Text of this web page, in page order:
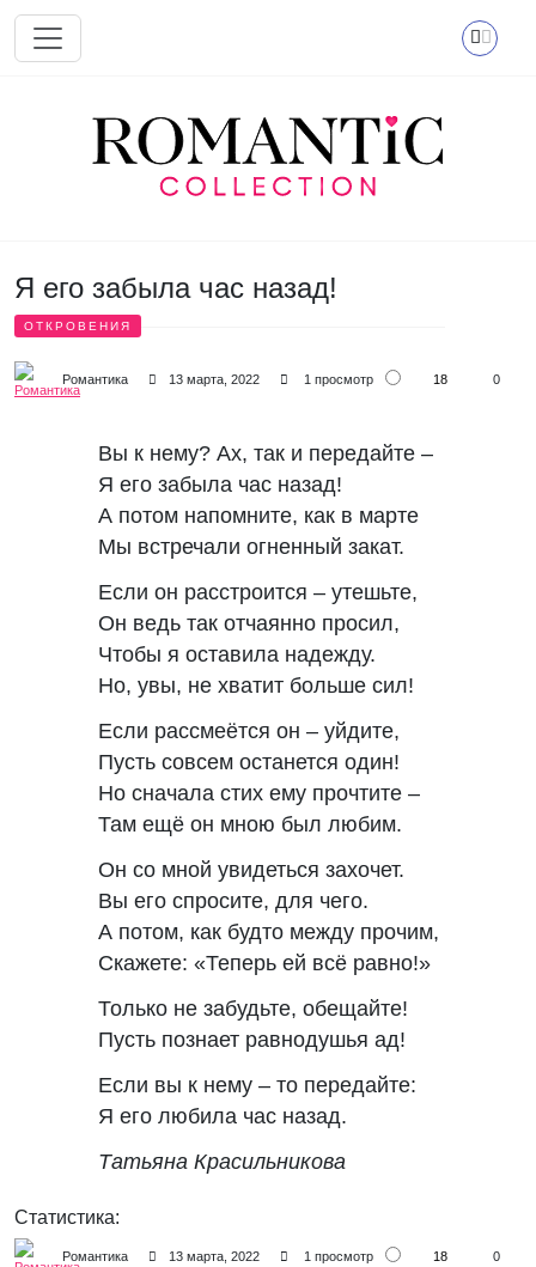
Перейти к основному содержанию
Я его забыла час назад!
ОТКРОВЕНИЯ
Романтика 13 марта, 2022 1 просмотр 18 0
Вы к нему? Ах, так и передайте –
Я его забыла час назад!
А потом напомните, как в марте
Мы встречали огненный закат.
Если он расстроится – утешьте,
Он ведь так отчаянно просил,
Чтобы я оставила надежду.
Но, увы, не хватит больше сил!
Если рассмеётся он – уйдите,
Пусть совсем останется один!
Но сначала стих ему прочтите –
Там ещё он мною был любим.
Он со мной увидеться захочет.
Вы его спросите, для чего.
А потом, как будто между прочим,
Скажете: «Теперь ей всё равно!»
Только не забудьте, обещайте!
Пусть познает равнодушья ад!
Если вы к нему – то передайте:
Я его любила час назад.
Татьяна Красильникова
Статистика:
Романтика 13 марта, 2022 1 просмотр 18 0